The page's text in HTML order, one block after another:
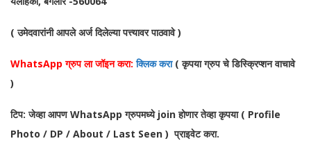
( उमेदवारांनी आपले अर्ज दिलेल्या पत्त्यावर पाठवावे )
WhatsApp ग्रुप ला जॉइन करा:क्लिक करा ( कृपया ग्रुप चे डिस्क्रिप्शन वाचावे
)
टिप: जेव्हा आपण WhatsApp ग्रुपमध्ये join होणार तेव्हा कृपया ( Profile
Photo / DP / About / Last Seen ) प्राइवेट करा.